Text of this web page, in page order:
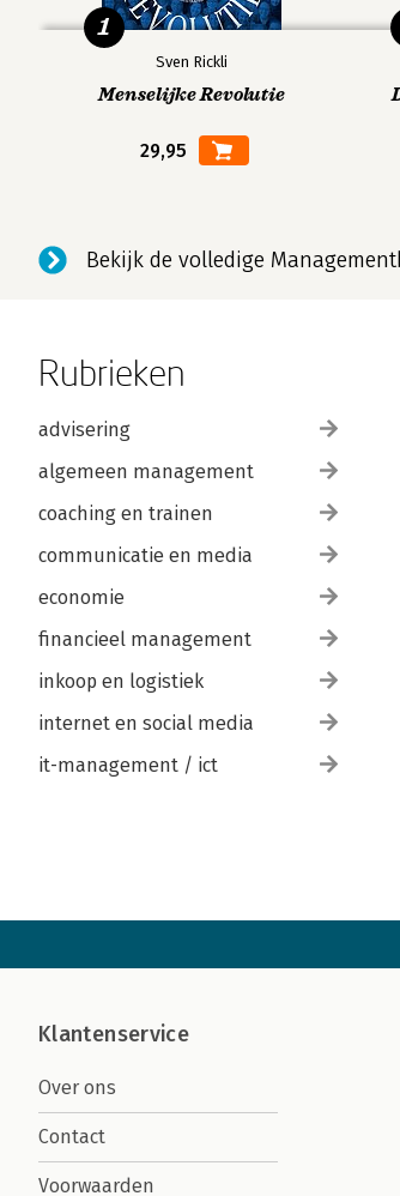
Sven Rickli
Menselijke Revolutie
29,95
1
Bekijk de volledige
Rubrieken
advisering
algemeen management
coaching en trainen
communicatie en media
economie
financieel management
inkoop en logistiek
internet en social media
it-management / ict
Klantenservice
Over ons
Contact
Voorwaarden